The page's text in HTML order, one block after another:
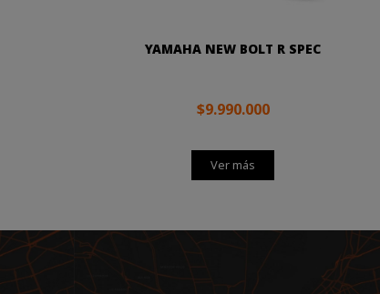
YAMAHA NEW BOLT R SPEC
$9.990.000
Ver más